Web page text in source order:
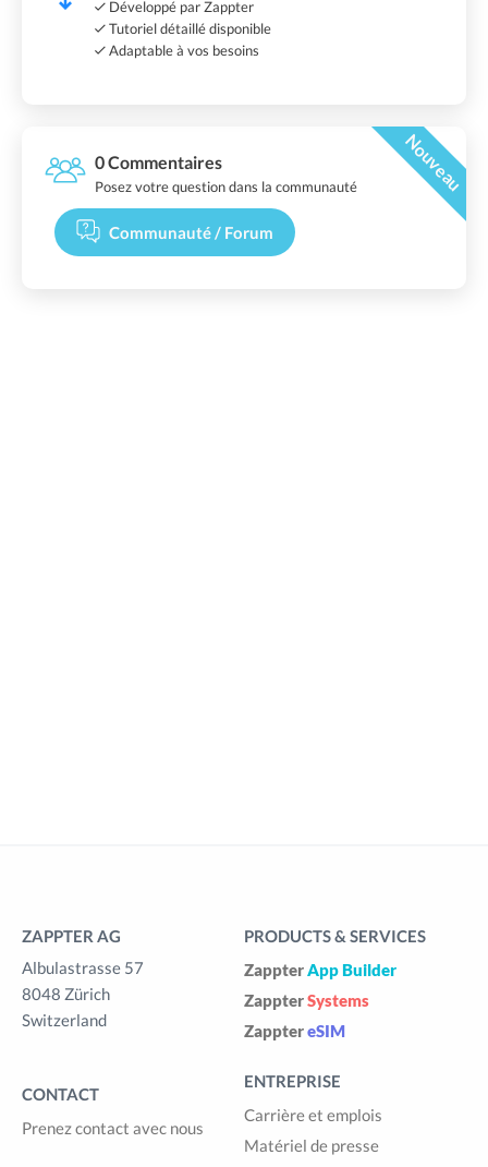
Développé par Zappter
Tutoriel détaillé disponible
Adaptable à vos besoins
0 Commentaires Nouveau
Posez votre question dans la communauté
Communauté / Forum
ZAPPTER AG
Albulastrasse 57
8048 Zürich
Switzerland
CONTACT
Prenez contact avec nous
PRODUCTS & SERVICES
ZappterApp Builder
ZappterSystems
ZapptereSIM
ENTREPRISE
Carrière et emplois
Matériel de presse